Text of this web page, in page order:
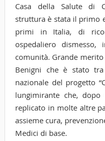
Casa della Salute di
struttura è stata il primo
primi in Italia, di
ospedaliero
comunità. Grande
Benigni che è stato
nazionale del progetto
lungimirante che, dopo
replicato in molte altre
assieme cura,
Medici di base.